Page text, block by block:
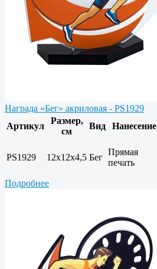
Награда «Бег» акриловая - PS1929
Артикул
Размер,
см
Вид Нанесение
PS1929 12х12х4,5 Бег
Прямая
печать
Подробнее